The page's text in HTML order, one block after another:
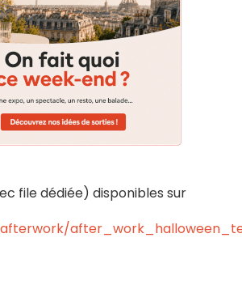
file dédiée) disponibles sur